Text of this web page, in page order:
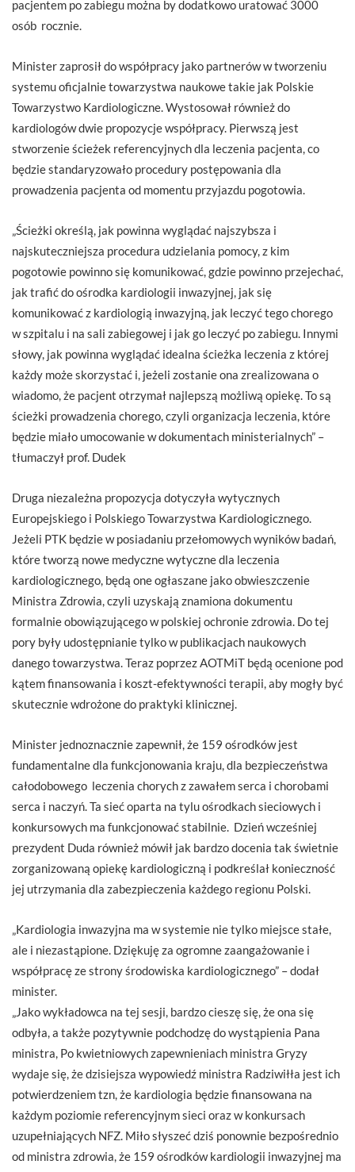
pacjentem po zabiegu można by dodatkowo uratować 3000
osób rocznie.
Minister zaprosił do współpracy jako partnerów w tworzeniu
systemu oficjalnie towarzystwa naukowe takie jak Polskie
Towarzystwo Kardiologiczne. Wystosował również do
kardiologów dwie propozycje współpracy. Pierwszą jest
stworzenie ścieżek referencyjnych dla leczenia pacjenta, co
będzie standaryzowało procedury postępowania dla
prowadzenia pacjenta od momentu przyjazdu pogotowia.
„Ścieżki określą, jak powinna wyglądać najszybsza i
najskuteczniejsza procedura udzielania pomocy, z kim
pogotowie powinno się komunikować, gdzie powinno przejechać,
jak trafić do ośrodka kardiologii inwazyjnej, jak się
komunikować z kardiologią inwazyjną, jak leczyć tego chorego
w szpitalu i na sali zabiegowej i jak go leczyć po zabiegu. Innymi
słowy, jak powinna wyglądać idealna ścieżka leczenia z której
każdy może skorzystać i, jeżeli zostanie ona zrealizowana o
wiadomo, że pacjent otrzymał najlepszą możliwą opiekę. To są
ścieżki prowadzenia chorego, czyli organizacja leczenia, które
będzie miało umocowanie w dokumentach ministerialnych” –
tłumaczył prof. Dudek
Druga niezależna propozycja dotyczyła wytycznych
Europejskiego i Polskiego Towarzystwa Kardiologicznego.
Jeżeli PTK będzie w posiadaniu przełomowych wyników badań,
które tworzą nowe medyczne wytyczne dla leczenia
kardiologicznego, będą one ogłaszane jako obwieszczenie
Ministra Zdrowia, czyli uzyskają znamiona dokumentu
formalnie obowiązującego w polskiej ochronie zdrowia. Do tej
pory były udostępnianie tylko w publikacjach naukowych
danego towarzystwa. Teraz poprzez AOTMiT będą ocenione pod
kątem finansowania i koszt-efektywności terapii, aby mogły być
skutecznie wdrożone do praktyki klinicznej.
Minister jednoznacznie zapewnił, że 159 ośrodków jest
fundamentalne dla funkcjonowania kraju, dla bezpieczeństwa
całodobowego leczenia chorych z zawałem serca i chorobami
serca i naczyń. Ta sieć oparta na tylu ośrodkach sieciowych i
konkursowych ma funkcjonować stabilnie. Dzień wcześniej
prezydent Duda również mówił jak bardzo docenia tak świetnie
zorganizowaną opiekę kardiologiczną i podkreślał konieczność
jej utrzymania dla zabezpieczenia każdego regionu Polski.
„Kardiologia inwazyjna ma w systemie nie tylko miejsce stałe,
ale i niezastąpione. Dziękuję za ogromne zaangażowanie i
współpracę ze strony środowiska kardiologicznego” – dodał
minister.
„Jako wykładowca na tej sesji, bardzo cieszę się, że ona się
odbyła, a także pozytywnie podchodzę do wystąpienia Pana
ministra, Po kwietniowych zapewnieniach ministra Gryzy
wydaje się, że dzisiejsza wypowiedź ministra Radziwiłła jest ich
potwierdzeniem tzn, że kardiologia będzie finansowana na
każdym poziomie referencyjnym sieci oraz w konkursach
uzupełniających NFZ. Miło słyszeć dziś ponownie bezpośrednio
od ministra zdrowia, że 159 ośrodków kardiologii inwazyjnej ma